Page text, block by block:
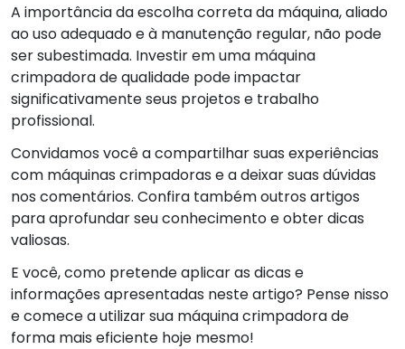
A importância da escolha correta da máquina, aliado
ao uso adequado e à manutenção regular, não pode
ser subestimada. Investir em uma máquina
crimpadora de qualidade pode impactar
significativamente seus projetos e trabalho
profissional.
Convidamos você a compartilhar suas experiências
com máquinas crimpadoras e a deixar suas dúvidas
nos comentários. Confira também outros artigos
para aprofundar seu conhecimento e obter dicas
valiosas.
E você, como pretende aplicar as dicas e
informações apresentadas neste artigo? Pense nisso
e comece a utilizar sua máquina crimpadora de
forma mais eficiente hoje mesmo!